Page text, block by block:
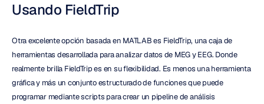
Usando FieldTrip
Otra excelente opción basada en MATLAB es FieldTrip, una caja de
herramientas desarrollada para analizar datos de MEG y EEG. Donde
realmente brilla FieldTrip es en su flexibilidad. Es menos una herramienta
gráfica y más un conjunto estructurado de funciones que puede
programar mediante scripts para crear un pipeline de análisis